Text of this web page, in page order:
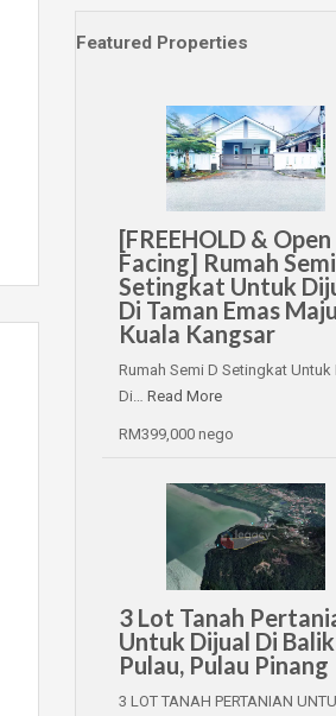
Featured Properties
[FREEHOLD & Open
Facing] Rumah
Setingkat Untuk
Di Taman Emas Maju
Kuala Kangsar
Rumah Semi D Setingkat Untuk
Di… Read More
RM399,000 nego
3 Lot Tanah
Untuk Dijual Di Balik
Pulau, Pulau Pinang
3 LOT TANAH PERTANIAN